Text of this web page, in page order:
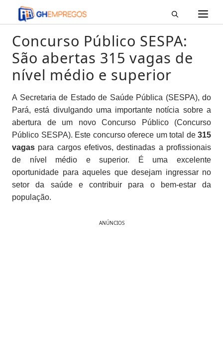
Pular
para
conteúdo
Concurso Público SESPA:
São abertas 315 vagas de
nível médio e superior
A Secretaria de Estado de Saúde Pública (SESPA), do
Pará, está divulgando uma importante notícia sobre a
abertura de um novo Concurso Público (Concurso
Público SESPA). Este concurso oferece um total de 315
vagas para cargos efetivos, destinadas a profissionais
de nível médio e superior. É uma excelente
oportunidade para aqueles que desejam ingressar no
setor da saúde e contribuir para o bem-estar da
população.
ANÚNCIOS